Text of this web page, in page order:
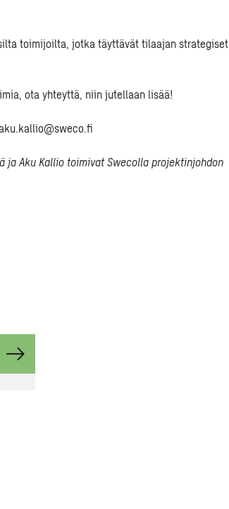
toimijoilta, jotka täyttävät tilaajan strategiset
ota yhteyttä, niin jutellaan lisää!
Aku Kallio toimivat Swecolla projektinjohdon